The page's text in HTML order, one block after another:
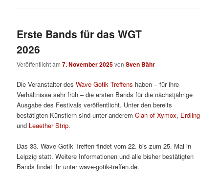
Erste Bands für das WGT
2026
Veröffentlicht am7. November 2025vonSven Bähr
Die Veranstalter desWave Gotik Treffens haben – für ihre
Verhältnisse sehr früh – die ersten Bands für die nächstjährige
Ausgabe des Festivals veröffentlicht. Unter den bereits
bestätigten Künstlern sind unter anderemClan of Xymox, Erdling
und Leaether Strip.
Das 33. Wave Gotik Treffen findet vom 22. bis zum 25. Mai in
Leipzig statt. Weitere Informationen und alle bisher bestätigten
Bands findet ihr unter wave-gotik-treffen.de.